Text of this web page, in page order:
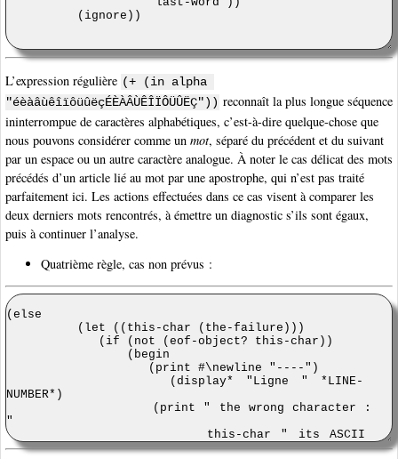
L’expression régulière (+ (in alpha
"éèàâùêîïôüûëçÉÈÀÂÙÊÎÏÔÜÛËÇ")) reconnaît la plus longue séquence
ininterrompue de caractères alphabétiques, c’est-à-dire quelque-chose que
nous pouvons considérer comme un mot, séparé du précédent et du suivant
par un espace ou un autre caractère analogue. À noter le cas délicat des mots
précédés d’un article lié au mot par une apostrophe, qui n’est pas traité
parfaitement ici. Les actions effectuées dans ce cas visent à comparer les
deux derniers mots rencontrés, à émettre un diagnostic s’ils sont égaux,
puis à continuer l’analyse.
Quatrième règle, cas non prévus :